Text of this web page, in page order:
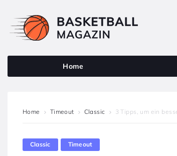
Home
Home Timeout Classic 3 Tipps, um ein
Classic Timeout